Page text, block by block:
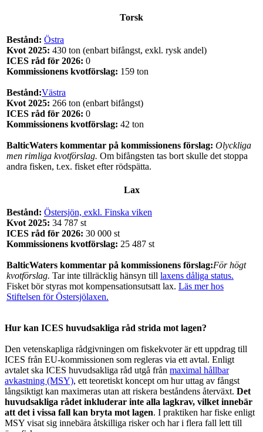
Torsk
Bestånd: Östra
Kvot 2025: 430 ton (enbart bifångst, exkl. rysk andel)
ICES råd för 2026: 0
Kommissionens kvotförslag: 159 ton
Bestånd:Västra
Kvot 2025: 266 ton (enbart bifångst)
ICES råd för 2026: 0
Kommissionens kvotförslag: 42 ton
BalticWaters kommentar på kommissionens förslag: Olyckliga
men rimliga kvotförslag. Om bifångsten tas bort skulle det stoppa
andra fisken, t.ex. fisket efter rödspätta.
Lax
Bestånd: Östersjön, exkl. Finska viken
Kvot 2025: 34 787 st
ICES råd för 2026: 30 000 st
Kommissionens kvotförslag: 25 487 st
BalticWaters kommentar på kommissionens förslag:För högt
kvotförslag. Tar inte tillräcklig hänsyn till laxens dåliga status.
Fisket bör styras mot kompensationsutsatt lax. Läs mer hos
Stiftelsen för Östersjölaxen.
Hur kan ICES huvudsakliga råd strida mot lagen?
Den vetenskapliga rådgivningen om fiskekvoter är ett uppdrag till
ICES från EU-kommissionen som regleras via ett avtal. Enligt
avtalet ska ICES huvudsakliga råd utgå från maximal hållbar
avkastning (MSY), ett teoretiskt koncept om hur uttag av fångst
långsiktigt kan maximeras utan att riskera beståndens återväxt. Det
huvudsakliga rådet inkluderar inte alla lagkrav, vilket innebär
att det i vissa fall kan bryta mot lagen. I praktiken har fiske enligt
MSY visat sig innebära åtskilliga risker och har i flera fall lett till